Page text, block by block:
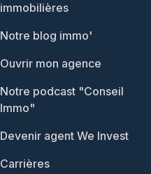
immobilières
Notre blog immo'
Ouvrir mon agence
Notre podcast "Conseil
Immo"
Devenir agent We Invest
Carrières